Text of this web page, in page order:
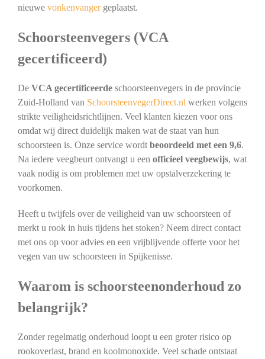
nieuwe vonkenvangergeplaatst.
Schoorsteenvegers (VCA
gecertificeerd)
De VCA gecertificeerdeschoorsteenvegers in de provincie
Zuid-Holland van SchoorsteenvegerDirect.nl werken volgens
strikte veiligheidsrichtlijnen. Veel klanten kiezen voor ons
omdat wij direct duidelijk maken wat de staat van hun
schoorsteen is. Onze service wordt beoordeeld met een 9,6.
Na iedere veegbeurt ontvangt u een officieel veegbewijs, wat
vaak nodig is om problemen met uw opstalverzekering te
voorkomen.
Heeft u twijfels over de veiligheid van uw schoorsteen of
merkt u rook in huis tijdens het stoken? Neem direct contact
met ons op voor advies en een vrijblijvende offerte voor het
vegen van uw schoorsteen in Spijkenisse.
Waarom is schoorsteenonderhoud zo
belangrijk?
Zonder regelmatig onderhoud loopt u een groter risico op
rookoverlast, brand en koolmonoxide. Veel schade ontstaat